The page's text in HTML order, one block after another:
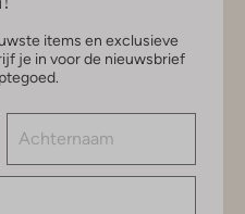
items en exclusieve
je in voor de nieuwsbrief